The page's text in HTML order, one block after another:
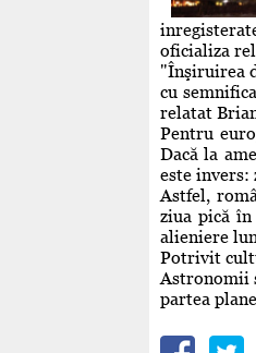
oficializa
"Înşiruirea
cu
relatat
Pentru
Dacă la
este
Astfel,
ziua pică
alieniere
Potrivit
Astronomii
partea